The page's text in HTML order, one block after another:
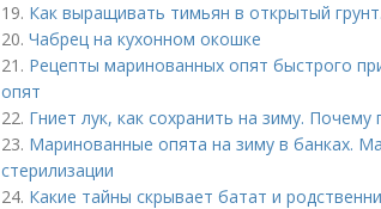
19. Как выращивать тимьян в открытый
20. Чабрец на кухонном окошке
21. Рецепты маринованных опят быстрого
опят
22. Гниет лук, как сохранить на зиму. Почему
23. Маринованные опята на зиму в банках.
стерилизации
24. Какие тайны скрывает батат и